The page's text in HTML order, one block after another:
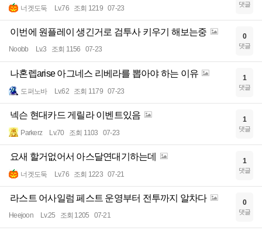
너겟도둑 Lv.76 조회 1219 07-23 댓글
이번에 원플레이 생긴거로 검투사 키우기 해보는중
Noobb Lv.3 조회 1156 07-23
0
댓글
나혼렙arise 아그네스 리베라를 뽑아야 하는 이유
도퍼노바 Lv.62 조회 1179 07-23
1
댓글
넥슨 현대카드 게릴라 이벤트있음
Parkerz Lv.70 조회 1103 07-23
1
댓글
요새 할거없어서 아스달연대기하는데
너겟도둑 Lv.76 조회 1223 07-21
1
댓글
라스트 어사일럼 페스트 운영부터 전투까지 알차다
Heejoon Lv.25 조회 1205 07-21
0
댓글